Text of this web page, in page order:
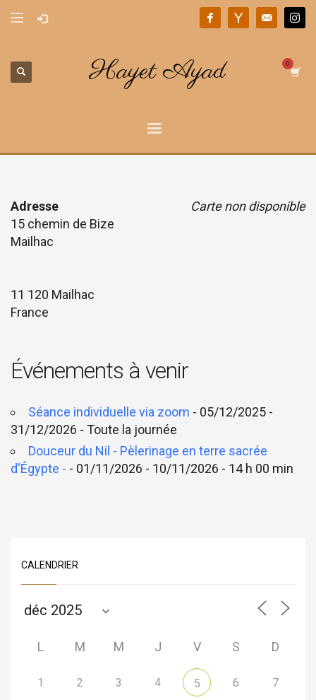
Hayet Ayad
Carte non disponible
Adresse
15 chemin de Bize
Mailhac
11 120 Mailhac
France
Événements à venir
Séance individuelle via zoom - 05/12/2025 -
31/12/2026 - Toute la journée
Douceur du Nil - Pèlerinage en terre sacrée
d'Égypte - - 01/11/2026 - 10/11/2026 - 14 h 00 min
CALENDRIER
L M M J V S D
1 2 3 4 5 6 7